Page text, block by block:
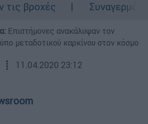
βροχές
Συναγερμός
Επιστήμονες ανακάλυψαν τον
μεταδοτικού καρκίνου στον κόσμο
┋ 11.04.2020 23:12